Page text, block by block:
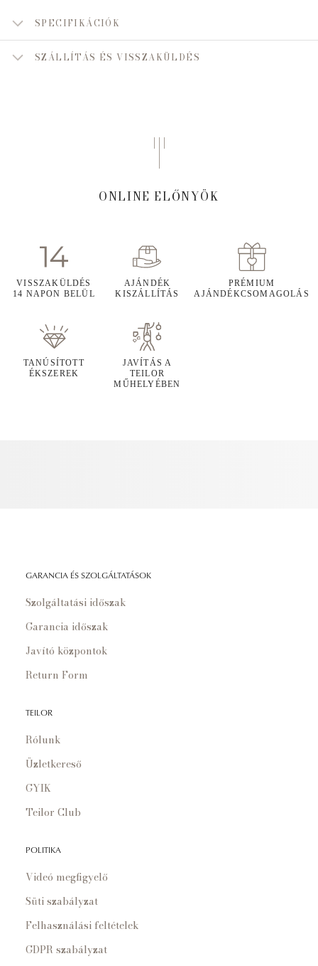
SPECIFIKÁCIÓK
SZÁLLÍTÁS ÉS VISSZAKÜLDÉS
ONLINE ELŐNYÖK
VISSZAKÜLDÉS
14 NAPON BELÜL
AJÁNDÉK
KISZÁLLÍTÁS
PRÉMIUM
AJÁNDÉKCSOMAGOLÁS
TANÚSÍTOTT
ÉKSZEREK
JAVÍTÁS A
TEILOR
MŰHELYÉBEN
GARANCIA ÉS SZOLGÁLTATÁSOK
Szolgáltatási időszak
Garancia időszak
Javító központok
Return Form
TEILOR
Rólunk
Üzletkereső
GYIK
Teilor Club
POLITIKA
Videó megfigyelő
Süti szabályzat
Felhasználási feltételek
GDPR szabályzat